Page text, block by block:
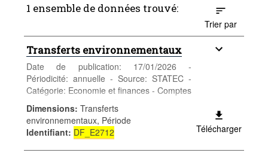
1 ensemble de données trouvé:
Trier par
Transferts environnementaux
Date de publication: 17/01/2026 -
Périodicité: annuelle - Source: STATEC -
Catégorie: Economie et finances - Comptes
nationaux - Mots-clés: Comptes
Dimensions: Transferts
environnementaux, Période
Identifiant: DF_E2712 Télécharger